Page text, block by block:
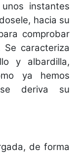
instantes
hacia su
comprobar
caracteriza
y albardilla,
ya hemos
se deriva su
de forma